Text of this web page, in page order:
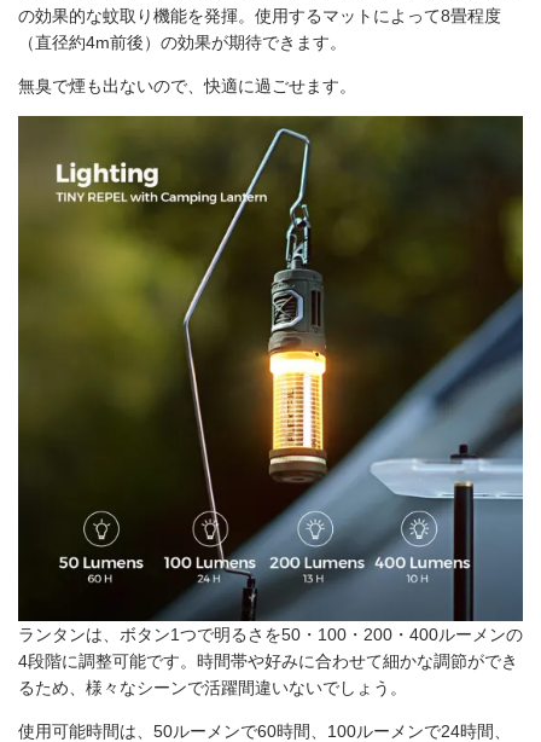
の効果的な蚊取り機能を発揮。使用するマットによって8畳程度
（直径約4m前後）の効果が期待できます。
無臭で煙も出ないので、快適に過ごせます。
ランタンは、ボタン1つで明るさを50・100・200・400ルーメンの
4段階に調整可能です。時間帯や好みに合わせて細かな調節ができ
るため、様々なシーンで活躍間違いないでしょう。
使用可能時間は、50ルーメンで60時間、100ルーメンで24時間、